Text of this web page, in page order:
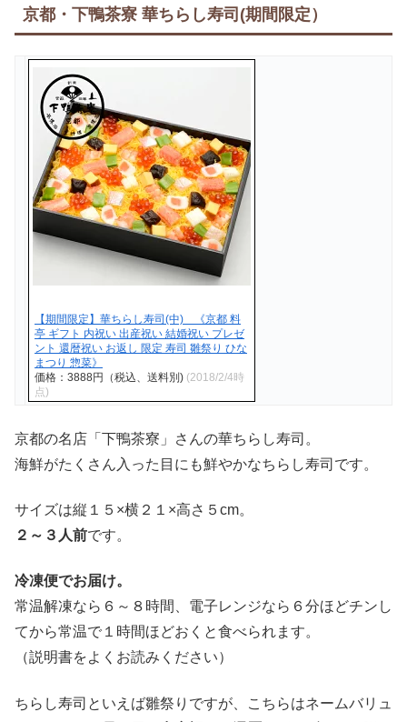
京都・下鴨茶寮 華ちらし寿司(期間限定）
【期間限定】華ちらし寿司(中) 《京都 料
亭 ギフト 内祝い 出産祝い 結婚祝い プレゼ
ント 還暦祝い お返し 限定 寿司 雛祭り ひな
まつり 惣菜》
価格：3888円（税込、送料別) (2018/2/4時
点)
京都の名店「下鴨茶寮」さんの華ちらし寿司。
海鮮がたくさん入った目にも鮮やかなちらし寿司です。
サイズは縦１５×横２１×高さ５cm。
２～３人前です。
冷凍便でお届け。
常温解凍なら６～８時間、電子レンジなら６分ほどチンし
てから常温で１時間ほどおくと食べられます。
（説明書をよくお読みください）
ちらし寿司といえば雛祭りですが、こちらはネームバリュ